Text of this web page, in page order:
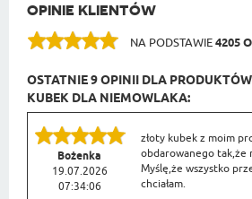
OPINIE KLIENTÓW
NA PODSTAWIE4205
OSTATNIE 9 OPINII DLA
KUBEK DLA NIEMOWLAKA:
Bożenka
19.07.2026
07:34:06
złoty kubek z moim
obdarowanego tak,że
Myślę,że wszystko
chciałam.